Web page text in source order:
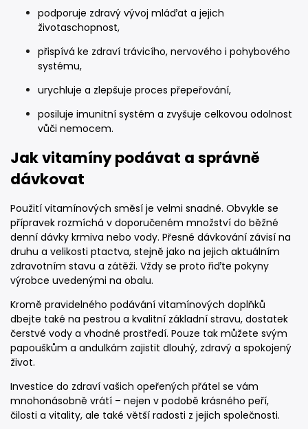
podporuje zdravý vývoj mláďat a jejich
životaschopnost,
přispívá ke zdraví trávicího, nervového i pohybového
systému,
urychluje a zlepšuje proces přepeřování,
posiluje imunitní systém a zvyšuje celkovou odolnost
vůči nemocem.
Jak vitamíny podávat a správně
dávkovat
Použití vitamínových směsí je velmi snadné. Obvykle se
přípravek rozmíchá v doporučeném množství do běžné
denní dávky krmiva nebo vody. Přesné dávkování závisí na
druhu a velikosti ptactva, stejně jako na jejich aktuálním
zdravotním stavu a zátěži. Vždy se proto řiďte pokyny
výrobce uvedenými na obalu.
Kromě pravidelného podávání vitamínových doplňků
dbejte také na pestrou a kvalitní základní stravu, dostatek
čerstvé vody a vhodné prostředí. Pouze tak můžete svým
papouškům a andulkám zajistit dlouhý, zdravý a spokojený
život.
Investice do zdraví vašich opeřených přátel se vám
mnohonásobně vrátí – nejen v podobě krásného peří,
čilosti a vitality, ale také větší radosti z jejich společnosti.